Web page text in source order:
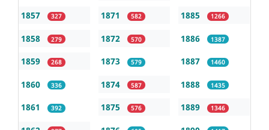
1857 327
1858 279
1859 268
1860 336
1861 392
1871 582
1872 570
1873 579
1874 587
1875 576
1885 1266
1886 1387
1887 1460
1888 1435
1889 1346